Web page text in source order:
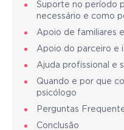
Suporte no período
necessário e como
Apoio de familiares
Apoio do parceiro e
Ajuda profissional e
Quando e por que
psicólogo
Perguntas
Conclusão